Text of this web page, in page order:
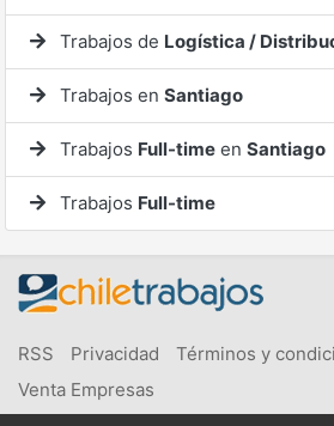
Trabajos de Logística /
Trabajos en Santiago
Trabajos Full-time en Santiago
Trabajos Full-time
RSS Privacidad Términos y
Venta Empresas